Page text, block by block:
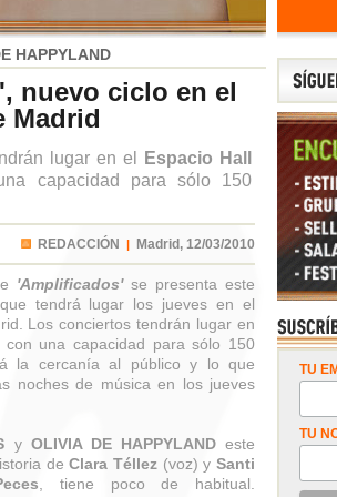
HAPPYLAND
nuevo ciclo en el
Madrid
lugar en el
Espacio Hall
capacidad para sólo 150
REDACCIÓN | Madrid, 12/03/2010
'Amplificados'se presenta este
tendrá lugar los jueves en el
Los conciertos tendrán lugar en
con una capacidad para sólo 150
la cercanía al público y lo que
noches de música en los jueves
y OLIVIA DE HAPPYLANDeste
deClara Téllez (voz) ySanti
, tiene poco de habitual.
TU
TU